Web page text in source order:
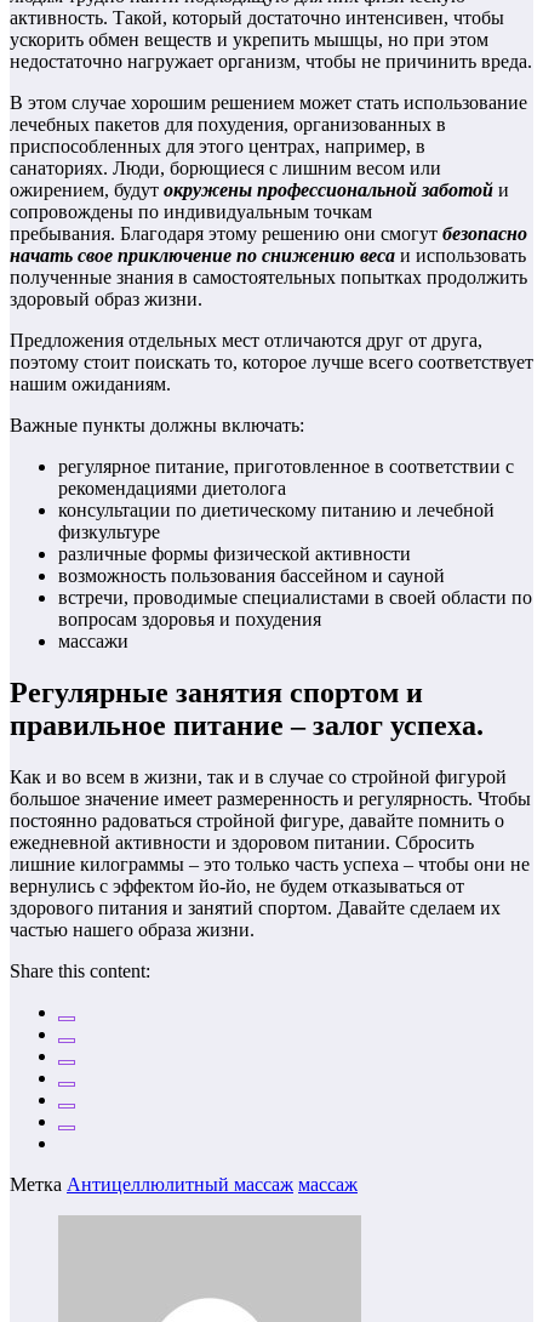
активность. Такой, который достаточно интенсивен, чтобы
ускорить обмен веществ и укрепить мышцы, но при этом
недостаточно нагружает организм, чтобы не причинить вреда.
В этом случае хорошим решением может стать использование
лечебных пакетов для похудения, организованных в
приспособленных для этого центрах, например, в
санаториях. Люди, борющиеся с лишним весом или
ожирением, будут окружены профессиональной заботой и
сопровождены по индивидуальным точкам
пребывания. Благодаря этому решению они смогут безопасно
начать свое приключение по снижению веса и использовать
полученные знания в самостоятельных попытках продолжить
здоровый образ жизни.
Предложения отдельных мест отличаются друг от друга,
поэтому стоит поискать то, которое лучше всего соответствует
нашим ожиданиям.
Важные пункты должны включать:
регулярное питание, приготовленное в соответствии с
рекомендациями диетолога
консультации по диетическому питанию и лечебной
физкультуре
различные формы физической активности
возможность пользования бассейном и сауной
встречи, проводимые специалистами в своей области по
вопросам здоровья и похудения
массажи
Регулярные занятия спортом и
правильное питание – залог успеха.
Как и во всем в жизни, так и в случае со стройной фигурой
большое значение имеет размеренность и регулярность. Чтобы
постоянно радоваться стройной фигуре, давайте помнить о
ежедневной активности и здоровом питании. Сбросить
лишние килограммы – это только часть успеха – чтобы они не
вернулись с эффектом йо-йо, не будем отказываться от
здорового питания и занятий спортом. Давайте сделаем их
частью нашего образа жизни.
Share this content:
Метка Антицеллюлитный массаж массаж